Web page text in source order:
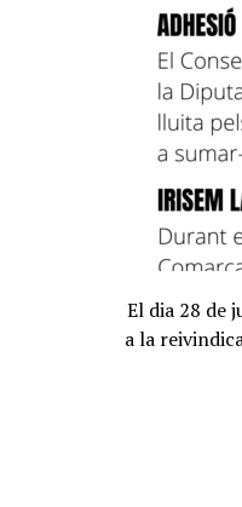
El dia 28 de
a la